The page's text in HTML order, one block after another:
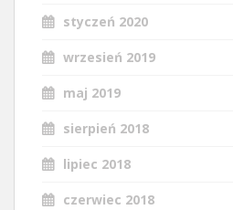
styczeń 2020
wrzesień 2019
maj 2019
sierpień 2018
lipiec 2018
czerwiec 2018